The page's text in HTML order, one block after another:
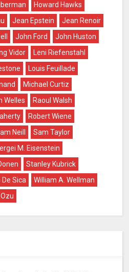
Howard Hawks
Jean Epstein
Jean Renoir
John Ford
John Huston
Vidor
Leni Riefenstahl
Louis Feuillade
Michael Curtiz
Welles
Raoul Walsh
Robert Wiene
Neill
Sam Taylor
M. Eisenstein
Stanley Kubrick
Sica
William A. Wellman